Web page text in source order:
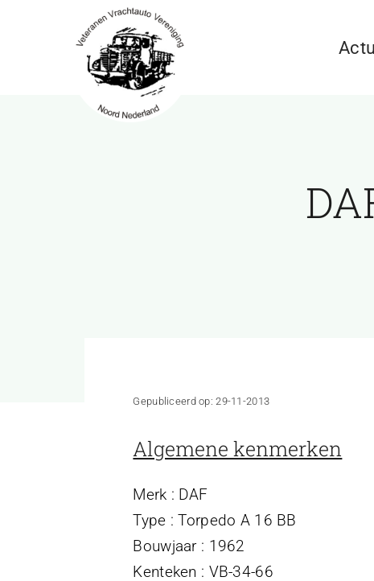
Gepubliceerd op: 29-11-2013
Algemene kenmerken
Merk : DAF
Type : Torpedo A 16 BB
Bouwjaar : 1962
Kenteken : VB-34-66